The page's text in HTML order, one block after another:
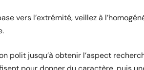
vers l’extrémité, veillez à
polit jusqu’à obtenir l’aspect